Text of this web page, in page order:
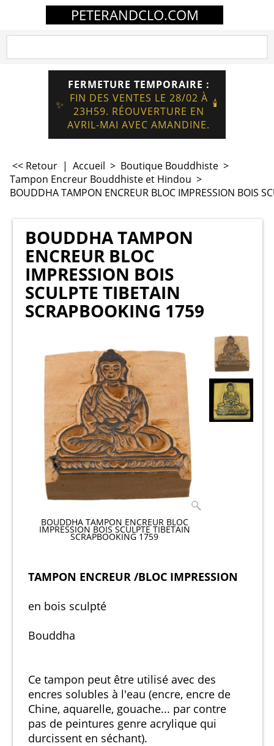
PETERANDCLO.COM
✨
FERMETURE TEMPORAIRE :
FIN DES VENTES LE 28/02 À
23H59. RÉOUVERTURE EN
AVRIL-MAI AVEC AMANDINE.
🕯️
<< Retour | Accueil > Boutique Bouddhiste >
Tampon Encreur Bouddhiste et Hindou >
BOUDDHA TAMPON ENCREUR BLOC IMPRESSION BOIS
BOUDDHA TAMPON
ENCREUR BLOC
IMPRESSION BOIS
SCULPTE TIBETAIN
SCRAPBOOKING 1759
BOUDDHA TAMPON ENCREUR BLOC
IMPRESSION BOIS SCULPTE TIBETAIN
SCRAPBOOKING 1759
TAMPON ENCREUR /BLOC IMPRESSION
en bois sculpté
Bouddha
Ce tampon peut être utilisé avec des
encres solubles à l'eau (encre, encre de
Chine, aquarelle, gouache... par contre
pas de peintures genre acrylique qui
durcissent en séchant).